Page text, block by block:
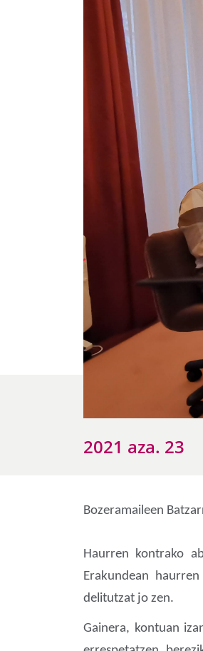
2021 aza. 23
Bozeramaileen
Haurren kontrako
Erakundean
delitutzat jo zen.
Gainera, kontuan